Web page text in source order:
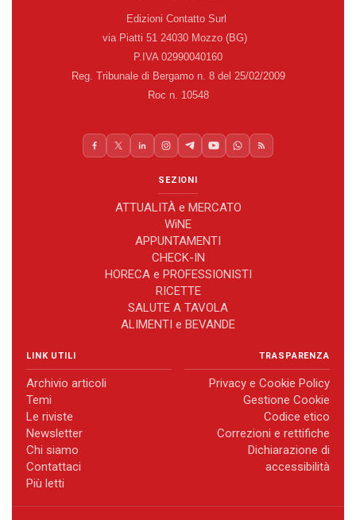
Edizioni Contatto Surl
via Piatti 51 24030 Mozzo (BG)
P.IVA 02990040160
Reg. Tribunale di Bergamo n. 8 del 25/02/2009
Roc n. 10548
SEZIONI
ATTUALITÀ e MERCATO
WiNE
APPUNTAMENTI
CHECK-IN
HORECA e PROFESSIONISTI
RICETTE
SALUTE A TAVOLA
ALIMENTI e BEVANDE
LINK UTILI
Archivio articoli
Temi
Le riviste
Newsletter
Chi siamo
Contattaci
Più letti
TRASPARENZA
Privacy e Cookie Policy
Gestione Cookie
Codice etico
Correzioni e rettifiche
Dichiarazione di
accessibilità